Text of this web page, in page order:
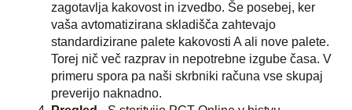
zagotavlja kakovost in izvedbo. Še posebej, ker
vaša avtomatizirana skladišča zahtevajo
standardizirane palete kakovosti A ali nove palete.
Torej nič več razprav in nepotrebne izgube časa. V
primeru spora pa naši skrbniki računa vse skupaj
preverijo naknadno.